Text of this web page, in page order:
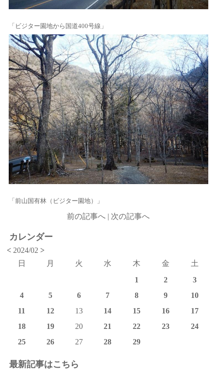
「ビジター園地から国道400号線」
「前山国有林（ビジター園地）」
前の記事へ | 次の記事へ
カレンダー
< 2024/02>
日
月 火 水 木 金
土
1
2
3
4
5 6 7 8 9
10
11
12 13 14 15 16
17
18
19 20 21 22 23
24
25
26 27 28 29
最新記事はこちら